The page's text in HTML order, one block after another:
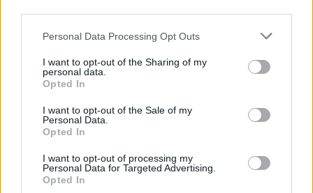
Personal Data Processing Opt Outs
I want to opt-out of the Sharing of my
personal data.
Opted In
I want to opt-out of the Sale of my
Personal Data.
Opted In
I want to opt-out of processing my
Personal Data for Targeted Advertising.
Opted In
Ludzie
Tadeusz, czyli imienny quiz wiedzy!